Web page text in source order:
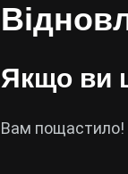
Якщо ви
Вам пощастило!